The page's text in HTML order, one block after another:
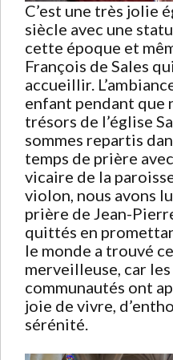
C’est une très jolie
siècle avec une
cette époque et
François de Sales
accueillir.
enfant pendant que
trésors de l’église
sommes repartis
temps de prière
vicaire de la
violon, nous avons
prière de Jean-
quittés en
le monde a trouvé
merveilleuse, car
communautés ont
joie de vivre,
sérénité.